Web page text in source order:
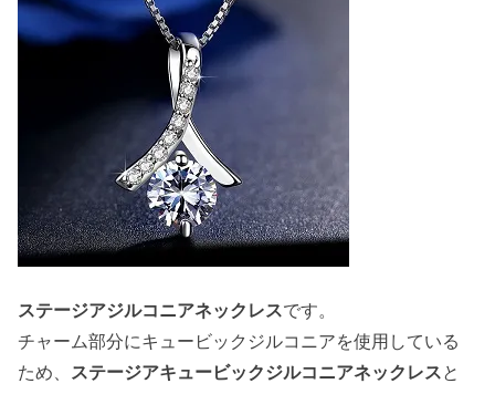
ステージアジルコニアネックレスです。
チャーム部分にキュービックジルコニアを使用している
ため、 ステージアキュービックジルコニアネックレスと